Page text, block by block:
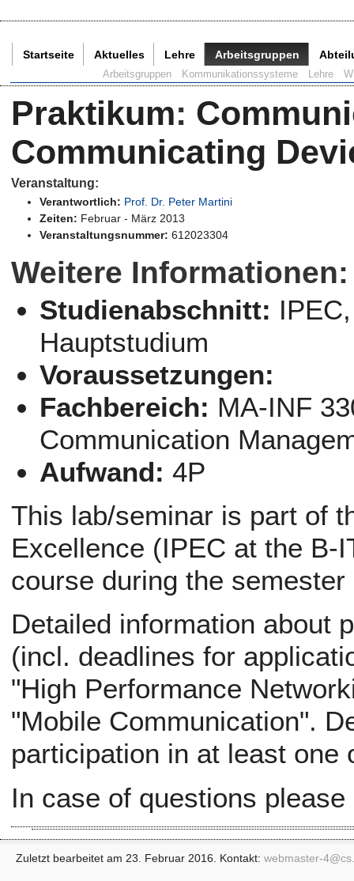
Startseite Aktuelles Lehre Arbeitsgruppen
Arbeitsgruppen Kommunikationssysteme Lehre
Praktikum:
Communicating
Veranstaltung:
Verantwortlich: Prof. Dr. Peter Martini
Zeiten: Februar - März 2013
Veranstaltungsnummer: 612023304
Weitere Informationen:
Studienabschnitt: IPEC
Hauptstudium
Voraussetzungen:
Fachbereich: MA-INF
Communication
Aufwand: 4P
This lab/seminar is part of
Excellence (IPEC at the B-
course during the semester
Detailed information about
(incl. deadlines for
"High Performance
"Mobile Communication".
participation in at least one
In case of questions
Zuletzt bearbeitet am 23. Februar 2016. Kontakt: webmaster-4@